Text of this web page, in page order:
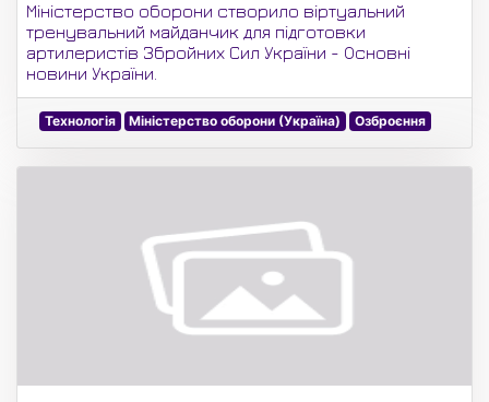
Міністерство оборони створило віртуальний
тренувальний майданчик для підготовки
артилеристів Збройних Сил України - Основні
новини України.
Технологія Міністерство оборони (Україна) Озброєння